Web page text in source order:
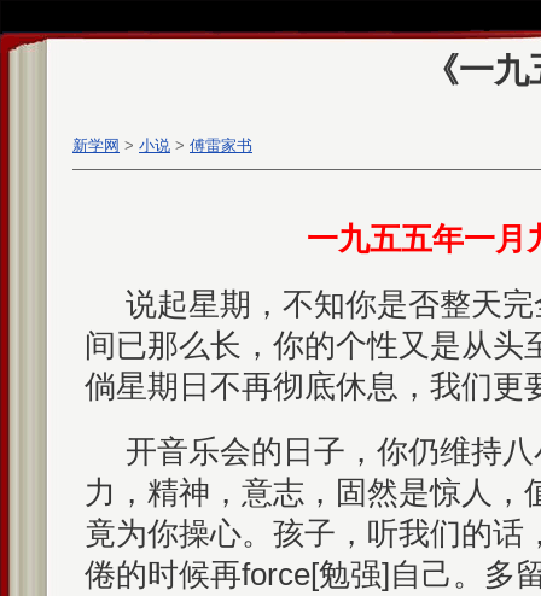
《一
新学网 > 小说 > 傅雷家书
一九五五年一月
说起星期，不知你是否整天
间已那么长，你的个性又是从头
倘星期日不再彻底休息，我们更
开音乐会的日子，你仍维持
力，精神，意志，固然是惊人，
竟为你操心。孩子，听我们的话
倦的时候再force[勉强]自己。多